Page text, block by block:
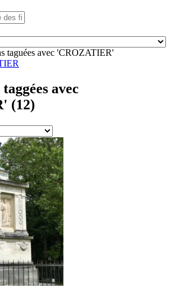
taguées avec 'CROZATIER'
avec
(12)